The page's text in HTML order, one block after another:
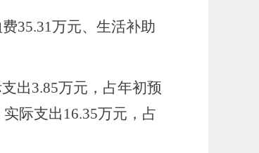
35.31万元、生活补助
支出3.85万元，占年初预
实际支出 16.35万元，占